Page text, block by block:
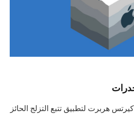
هربرت لتطبيق تتبع التزلج الحائز